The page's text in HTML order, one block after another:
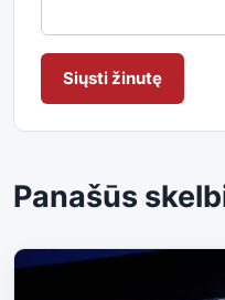
Siųsti žinutę
Panašūs